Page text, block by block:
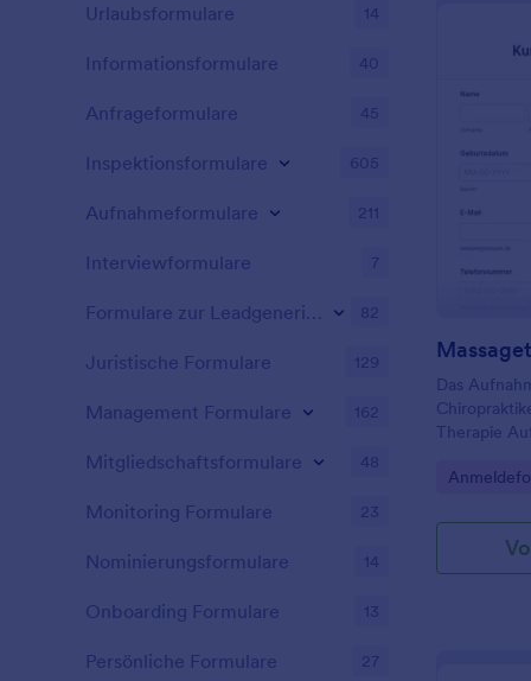
Das
Therapie
Go to
Urlaubsformulare 14
Informationsformulare 40
Anfrageformulare 45
Inspektionsformulare 605
Aufnahmeformulare 211
Interviewformulare 7
Formulare zur Leadgenerierung 82
Juristische Formulare 129
Management Formulare 162
Mitgliedschaftsformulare 48
Monitoring Formulare 23
Nominierungsformulare 14
Onboarding Formulare 13
Persönliche Formulare 27